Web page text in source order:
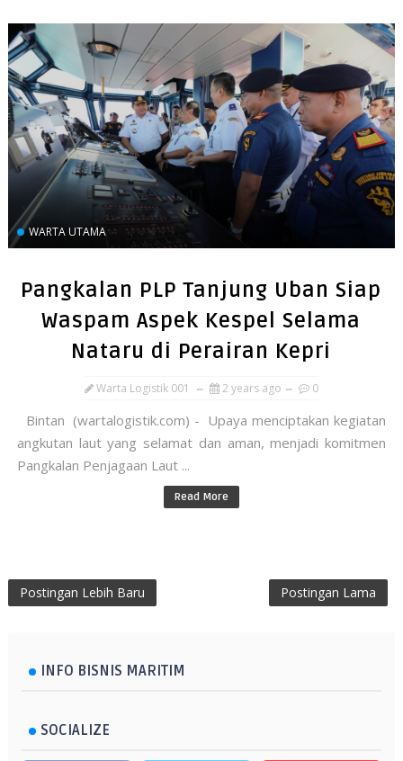
WARTA UTAMA
Pangkalan PLP Tanjung Uban Siap
Waspam Aspek Kespel Selama
Nataru di Perairan Kepri
Warta Logistik 001 2 years ago 0
Bintan (wartalogistik.com) - Upaya menciptakan kegiatan
angkutan laut yang selamat dan aman, menjadi komitmen
Pangkalan Penjagaan Laut ...
Read More
Postingan Lebih Baru Postingan Lama
INFO BISNIS MARITIM
SOCIALIZE